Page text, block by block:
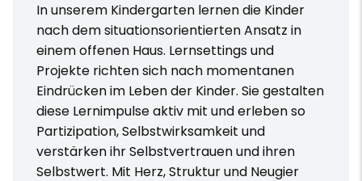
In unserem Kindergarten lernen die Kinder
nach dem situationsorientierten Ansatz in
einem offenen Haus. Lernsettings und
Projekte richten sich nach momentanen
Eindrücken im Leben der Kinder. Sie gestalten
diese Lernimpulse aktiv mit und erleben so
Partizipation, Selbstwirksamkeit und
verstärken ihr Selbstvertrauen und ihren
Selbstwert. Mit Herz, Struktur und Neugier